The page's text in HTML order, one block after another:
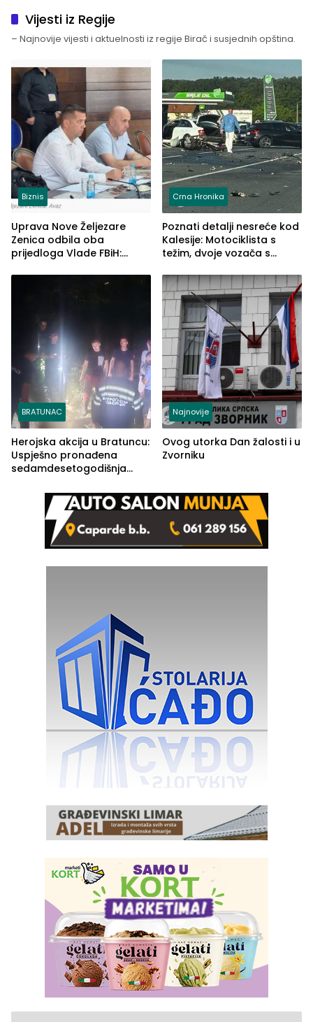
Vijesti iz Regije
– Najnovije vijesti i aktuelnosti iz regije Birač i susjednih opština.
Biznis
Uprava Nove Željezare
Zenica odbila oba
prijedloga Vlade FBiH:
rješenje
Crna Hronika
Poznati detalji nesreće kod
Kalesije: Motociklista s
težim, dvoje vozača s
BRATUNAC
Herojska akcija u Bratuncu:
Uspješno pronađena
sedamdesetogodišnja
Kravice.
Najnovije
Ovog utorka Dan žalosti i u
Zvorniku